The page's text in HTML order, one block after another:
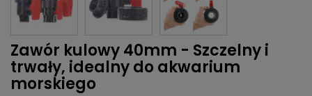
Zawór kulowy 40mm - Szczelny i
trwały, idealny do akwarium
morskiego